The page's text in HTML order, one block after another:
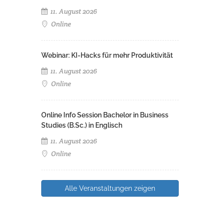
11. August 2026
Online
Webinar: KI-Hacks für mehr Produktivität
11. August 2026
Online
Online Info Session Bachelor in Business
Studies (B.Sc.) in Englisch
11. August 2026
Online
Alle Veranstaltungen zeigen